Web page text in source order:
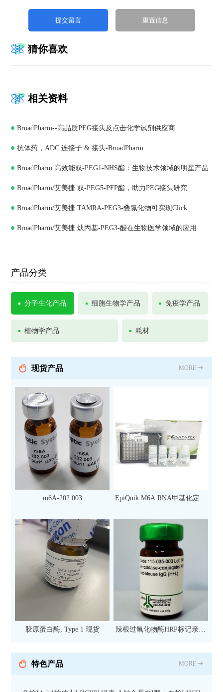
猜你喜欢
相关资料
BroadPharm--高品质PEG接头及点击化学试剂供应商
抗体药，ADC 连接子 & 接头-BroadPharm
BroadPharm 高效能双-PEG1-NHS酯：生物技术领域的明星产品
BroadPharm/艾美捷 双-PEG5-PFP酯，助力PEG接头研究
BroadPharm/艾美捷 TAMRA-PEG3-叠氮化物可实现Click
Chemistry
BroadPharm/艾美捷 炔丙基-PEG3-酸在生物医学领域的应用
产品分类
分子生化产品 细胞生物学产品 免疫学产品
植物学产品 耗材
现货产品 MORE
m6A-202 003
EpiQuik M6A RNA甲基化定量
次）
胶原蛋白酶, Type 1 现货
辣根过氧化物酶HRP标记亲和
抗 现货
特色产品 MORE